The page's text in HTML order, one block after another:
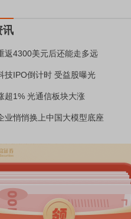
讯
返4300美元后还能走多远
技IPO倒计时 受益股曝光
超1% 光通信板块大涨
业悄悄换上中国大模型底座